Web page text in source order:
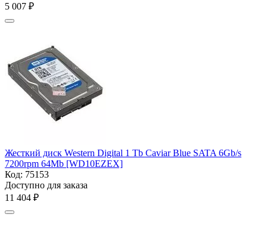
5 007 ₽
Жесткий диск Western Digital 1 Tb Caviar Blue SATA 6Gb/s
7200rpm 64Mb [WD10EZEX]
Код: 75153
Доступно для заказа
11 404 ₽